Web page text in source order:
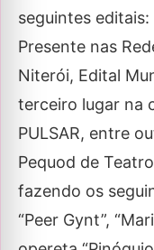
seguintes
Presente nas
Niterói, Edital
terceiro lugar na
PULSAR, entre
Pequod de
fazendo os
“Peer Gynt”,